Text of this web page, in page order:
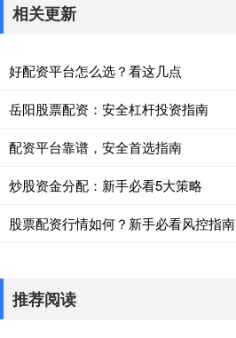
相关更新
好配资平台怎么选？看这几点
岳阳股票配资：安全杠杆投资指南
配资平台靠谱，安全首选指南
炒股资金分配：新手必看5大策略
股票配资行情如何？新手必看风控指南
推荐阅读